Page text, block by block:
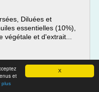
X
et
plus
Diluées et
essentielles (10%),
et d'extrait...
de tea tree